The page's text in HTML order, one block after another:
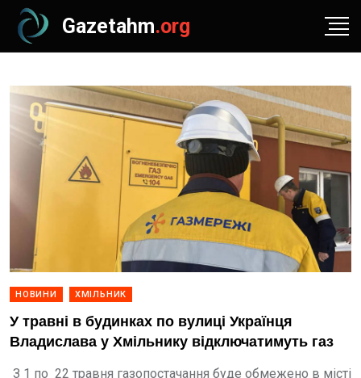
Gazetahm.org
НОВИНИ ХМІЛЬНИК
У травні в будинках по вулиці Українця
Владислава у Хмільнику відключатимуть газ
З 1 по 22 травня газопостачання буде обмежено в місті